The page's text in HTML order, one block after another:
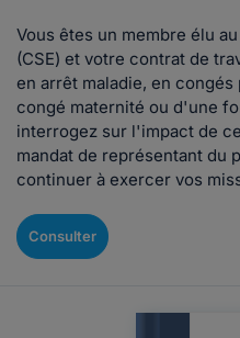
Vous êtes un membre élu
(CSE) et votre contrat de
en arrêt maladie, en
congé maternité ou d'une
interrogez sur l'impact de
mandat de représentant du
continuer à exercer vos
Consulter